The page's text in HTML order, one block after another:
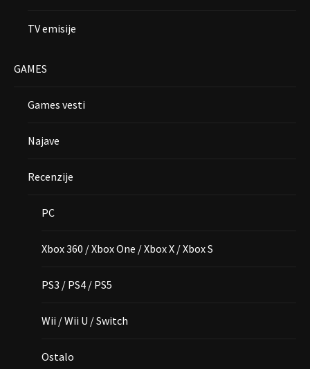
TV emisije
GAMES
Games vesti
Najave
Recenzije
PC
Xbox 360 / Xbox One / Xbox X / Xbox S
PS3 / PS4 / PS5
Wii / Wii U / Switch
Ostalo